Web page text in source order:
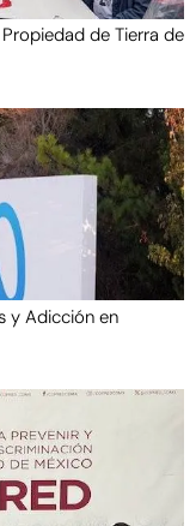
de Tierra de
y Adicción en